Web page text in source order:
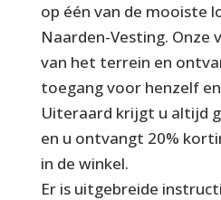
op één van de mooiste
Naarden-Vesting. Onze
van het terrein en
toegang voor henzelf
Uiteraard krijgt u altijd
en u ontvangt 20%
in de winkel.
Er is uitgebreide